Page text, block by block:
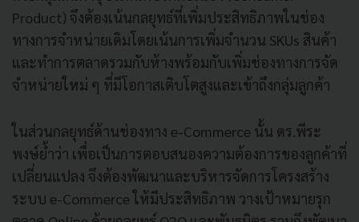
Product) จึงต้องเน้นกลยุทธ์ที่เพิ่มประสิทธิภาพในช่อง
ทางการจำหน่ายเดิมโดยเน้นการเพิ่มจำนวน SKUs สินค้า
และทำการตลาดรวมกับห้างพร้อมกับเพิ่มช่องทางการจัด
จำหน่ายใหม่ ๆ ที่มีโอกาสเติบโตสูงและเข้าถึงกลุ่มลูกค้า
ในส่วนกลยุทธ์ด้านช่องทาง e-Commerce นั้น ดร.พีระ
พงษ์ย้ำว่า เพื่อเป็นการตอบสนองความต้องการของลูกค้าที่
เปลี่ยนแปลง จึงต้องพัฒนาและบริหารจัดการโครงสร้าง
ระบบ e-Commerce ให้มีประสิทธิภาพ วางเป้าหมายรุก